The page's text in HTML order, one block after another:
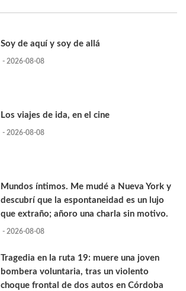
Soy de aquí y soy de allá
- 2026-08-08
Los viajes de ida, en el cine
- 2026-08-08
Mundos íntimos. Me mudé a Nueva York y
descubrí que la espontaneidad es un lujo
que extraño; añoro una charla sin motivo.
- 2026-08-08
Tragedia en la ruta 19: muere una joven
bombera voluntaria, tras un violento
choque frontal de dos autos en Córdoba